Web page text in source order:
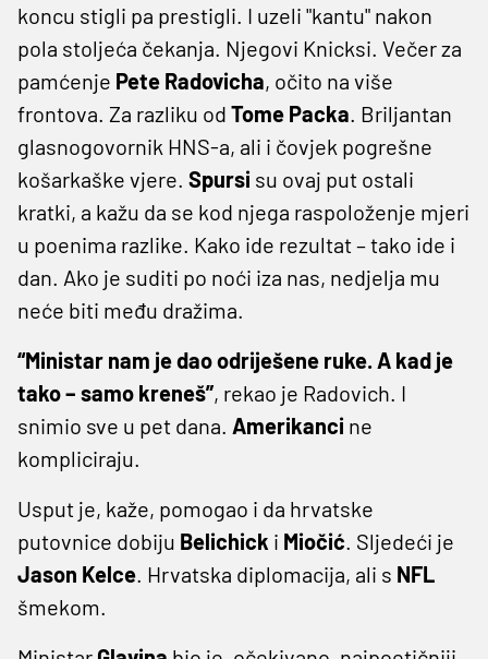
koncu stigli pa prestigli. I uzeli "kantu" nakon
pola stoljeća čekanja. Njegovi Knicksi. Večer za
pamćenje Pete Radovicha, očito na više
frontova. Za razliku od Tome Packa. Briljantan
glasnogovornik HNS-a, ali i čovjek pogrešne
košarkaške vjere. Spursi su ovaj put ostali
kratki, a kažu da se kod njega raspoloženje mjeri
u poenima razlike. Kako ide rezultat – tako ide i
dan. Ako je suditi po noći iza nas, nedjelja mu
neće biti među dražima.
“Ministar nam je dao odriješene ruke. A kad je
tako – samo kreneš”, rekao je Radovich. I
snimio sve u pet dana. Amerikanci ne
kompliciraju.
Usput je, kaže, pomogao i da hrvatske
putovnice dobiju Belichick i Miočić. Sljedeći je
Jason Kelce. Hrvatska diplomacija, ali s NFL
šmekom.